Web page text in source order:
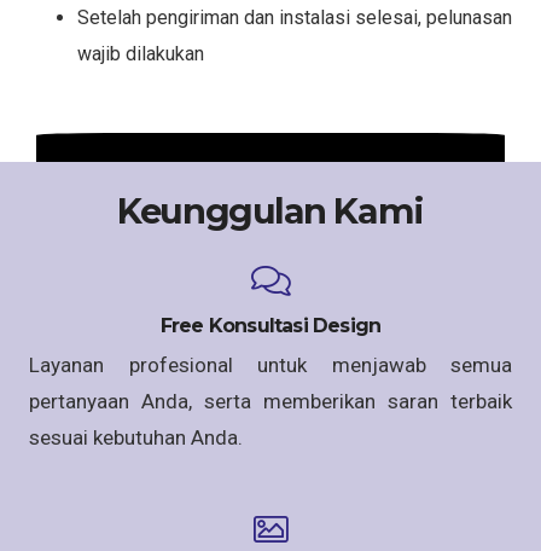
Setelah pengiriman dan instalasi selesai, pelunasan
wajib dilakukan
Keunggulan Kami
Free Konsultasi Design
Layanan profesional untuk menjawab semua
pertanyaan Anda, serta memberikan saran terbaik
sesuai kebutuhan Anda.